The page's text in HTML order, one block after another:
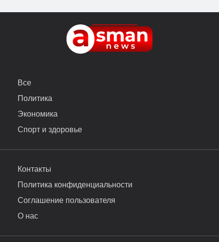
Все
Политика
Экономика
Спорт и здоровье
Контакты
Политика конфиденциальности
Соглашение пользователя
О нас